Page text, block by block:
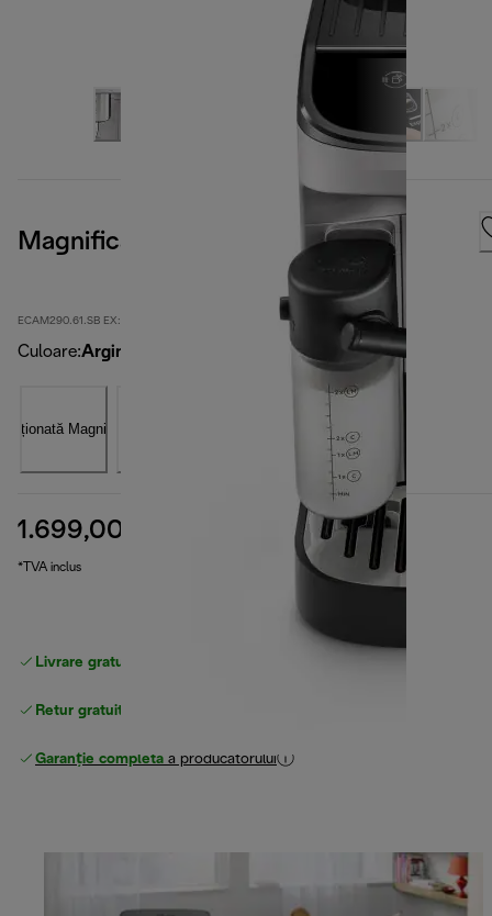
Magnifica Evo
ECAM290.61.SB EX:2-second
Culoare:Argintiu
1.699,00 RON 2.899,00 RON preț inițial 2.899,00 RON
(-41 %)
*TVA inclus
Livrare gratuită standard
Retur gratuit
Garanție completă a producătorului